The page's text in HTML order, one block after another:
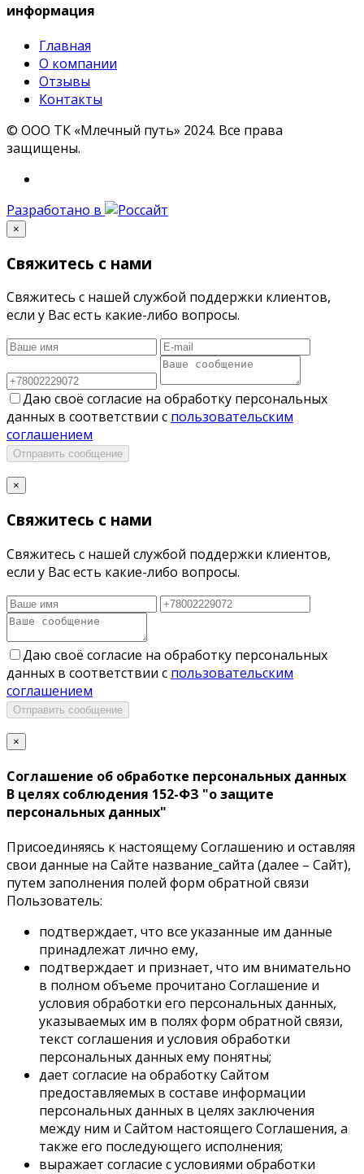
информация
Главная
О компании
Отзывы
Контакты
© ООО ТК «Млечный путь» 2024. Все права
защищены.
Разработано в
×
Свяжитесь с нами
Свяжитесь с нашей службой поддержки клиентов,
если у Вас есть какие-либо вопросы.
Даю своё согласие на обработку персональных
данных в соответствии с пользовательским
соглашением
Отправить сообщение
×
Свяжитесь с нами
Свяжитесь с нашей службой поддержки клиентов,
если у Вас есть какие-либо вопросы.
Даю своё согласие на обработку персональных
данных в соответствии с пользовательским
соглашением
Отправить сообщение
×
Соглашение об обработке персональных данных
В целях соблюдения 152-ФЗ "о защите
персональных данных"
Присоединяясь к настоящему Соглашению и оставляя
свои данные на Сайте название_сайта (далее – Сайт),
путем заполнения полей форм обратной связи
Пользователь:
подтверждает, что все указанные им данные
принадлежат лично ему,
подтверждает и признает, что им внимательно
в полном объеме прочитано Соглашение и
условия обработки его персональных данных,
указываемых им в полях форм обратной связи,
текст соглашения и условия обработки
персональных данных ему понятны;
дает согласие на обработку Сайтом
предоставляемых в составе информации
персональных данных в целях заключения
между ним и Сайтом настоящего Соглашения, а
также его последующего исполнения;
выражает согласие с условиями обработки